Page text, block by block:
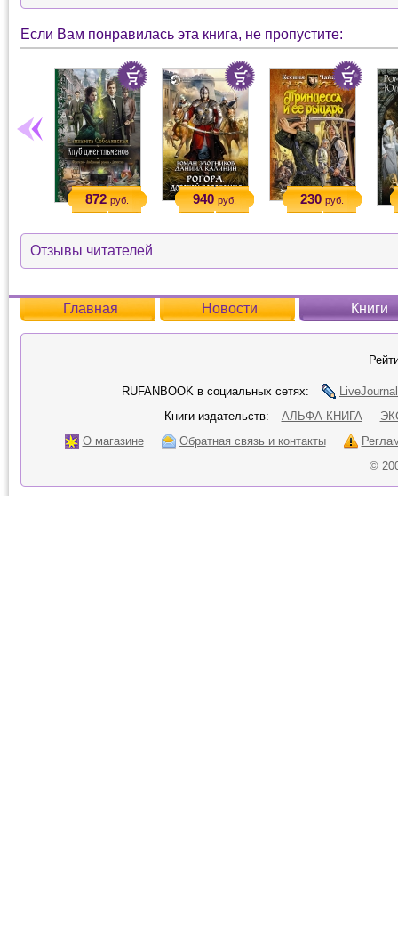
Если Вам понравилась эта книга, не пропустите:
872 руб. 940 руб. 230 руб.
Отзывы читателей
Главная Новости Книги
RUFANBOOK в социальных сетях:
LiveJournal
Книги издательств:
АЛЬФА-КНИГА
О магазине
Обратная связь и контакты
©